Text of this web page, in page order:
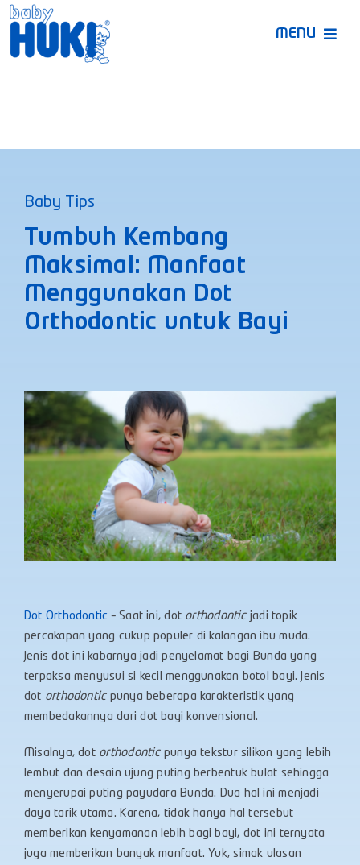
Skip
content
MENU
Baby Tips
Tumbuh Kembang
Maksimal: Manfaat
Menggunakan Dot
Orthodontic untuk Bayi
Dot Orthodontic – Saat ini, dot orthodontic jadi topik
percakapan yang cukup populer di kalangan ibu muda.
Jenis dot ini kabarnya jadi penyelamat bagi Bunda yang
terpaksa menyusui si kecil menggunakan botol bayi. Jenis
dot orthodonticpunya beberapa karakteristik yang
membedakannya dari dot bayi konvensional.
Misalnya, dot orthodonticpunya tekstur silikon yang lebih
lembut dan desain ujung puting berbentuk bulat sehingga
menyerupai puting payudara Bunda. Dua hal ini menjadi
daya tarik utama. Karena, tidak hanya hal tersebut
memberikan kenyamanan lebih bagi bayi, dot ini ternyata
juga memberikan banyak manfaat. Yuk, simak ulasan